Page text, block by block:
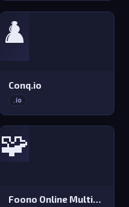
♟️
Conq.io
.io
🧩
Foono Online Multiplayer